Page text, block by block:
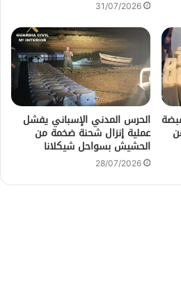
31/07/2026
الحرس المدني الإسباني يفشل
عملية إنزال شحنة ضخمة من
الحشيش بسواحل شيكلانا
28/07/2026